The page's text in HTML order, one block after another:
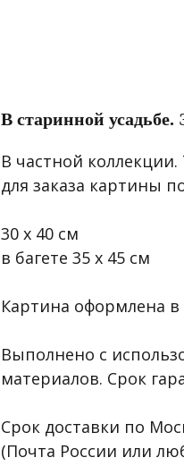
В старинной усадьбе.
В частной
для заказа картины
30 х 40 см
в багете 35 х 45 см
Картина оформлена в
Выполнено с
материалов. Срок
Срок доставки по
(Почта России или